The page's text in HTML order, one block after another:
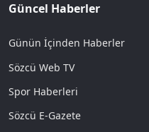
Güncel Haberler
Günün İçinden Haberler
Sözcü Web TV
Spor Haberleri
Sözcü E-Gazete